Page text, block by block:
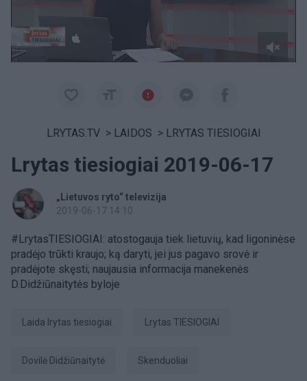
LRYTAS.TV > LAIDOS > LRYTAS TIESIOGIAI
Lrytas tiesiogiai 2019-06-17
„Lietuvos ryto“ televizija
2019-06-17 14:10
#LrytasTIESIOGIAI: atostogauja tiek lietuvių, kad ligoninėse
pradėjo trūkti kraujo; ką daryti, jei jus pagavo srovė ir
pradėjote skęsti; naujausia informacija manekenės
D.Didžiūnaitytės byloje
laida lrytas tiesiogiai Lrytas TIESIOGIAI
Dovilė Didžiūnaitytė skenduoliai